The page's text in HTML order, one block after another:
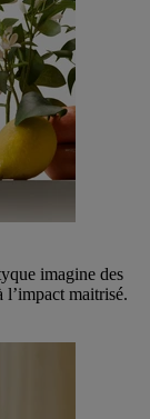
imagine des
l’impact maitrisé.